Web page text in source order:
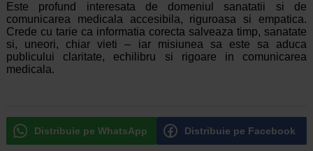
Este profund interesata de domeniul sanatatii si de
comunicarea medicala accesibila, riguroasa si empatica.
Crede cu tarie ca informatia corecta salveaza timp, sanatate
si, uneori, chiar vieti – iar misiunea sa este sa aduca
publicului claritate, echilibru si rigoare in comunicarea
medicala.
Distribuie pe WhatsApp Distribuie pe Facebook